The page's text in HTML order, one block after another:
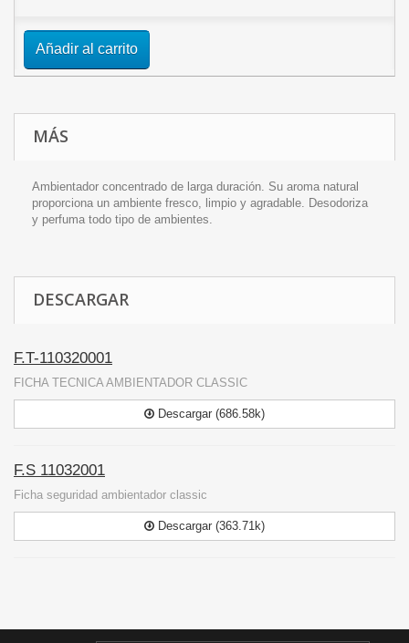
Añadir al carrito
MÁS
Ambientador concentrado de larga duración. Su aroma natural
proporciona un ambiente fresco, limpio y agradable. Desodoriza
y perfuma todo tipo de ambientes.
DESCARGAR
F.T-110320001
FICHA TECNICA AMBIENTADOR CLASSIC
Descargar (686.58k)
F.S 11032001
Ficha seguridad ambientador classic
Descargar (363.71k)